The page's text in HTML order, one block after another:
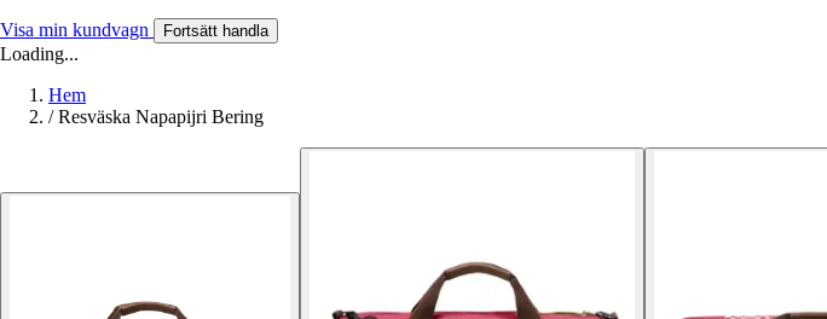
Visa min kundvagn Fortsätt handla
Loading...
Hem
/ Resväska Napapijri Bering